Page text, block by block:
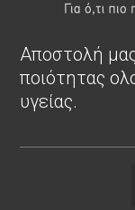
Αποστολή
ποιότητας
υγείας.